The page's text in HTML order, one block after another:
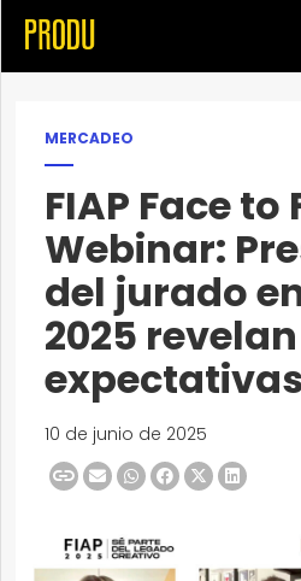
MERCADEO
FIAP Face to
Webinar:
del jurado
2025
expectativas
10 de junio de 2025